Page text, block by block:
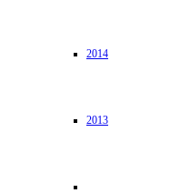
2014
2013